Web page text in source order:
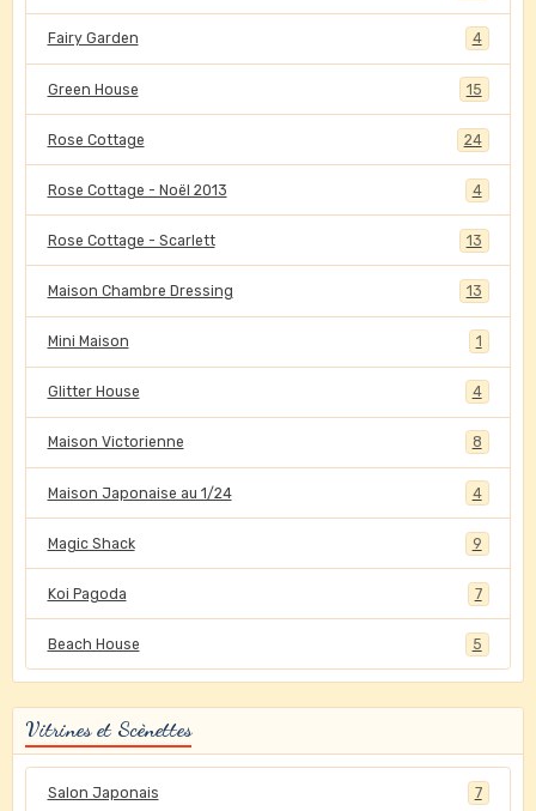
Fairy Garden 4
Green House 15
Rose Cottage 24
Rose Cottage - Noël 2013 4
Rose Cottage - Scarlett 13
Maison Chambre Dressing 13
Mini Maison 1
Glitter House 4
Maison Victorienne 8
Maison Japonaise au 1/24 4
Magic Shack 9
Koi Pagoda 7
Beach House 5
Vitrines et Scènettes
Salon Japonais 7